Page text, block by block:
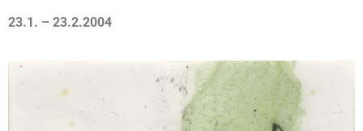
23.1. – 23.2.2004